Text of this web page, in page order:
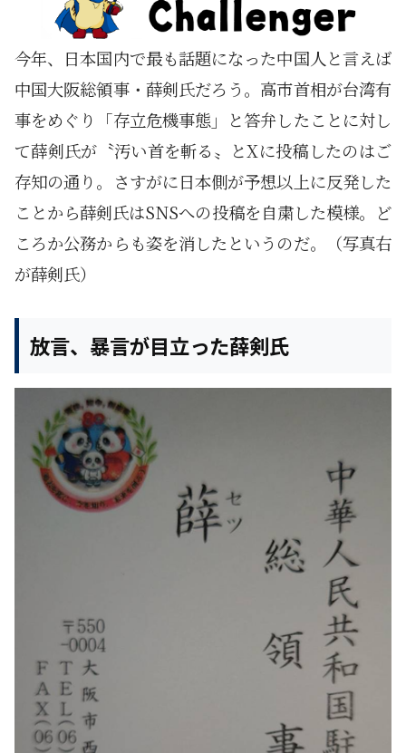
今年、日本国内で最も話題になった中国人と言えば
中国大阪総領事・薛剣氏だろう。高市首相が台湾有
事をめぐり「存立危機事態」と答弁したことに対し
て薛剣氏が〝汚い首を斬る〟とXに投稿したのはご
存知の通り。さすがに日本側が予想以上に反発した
ことから薛剣氏はSNSへの投稿を自粛した模様。ど
ころか公務からも姿を消したというのだ。（写真右
が薛剣氏）
放言、暴言が目立った薛剣氏